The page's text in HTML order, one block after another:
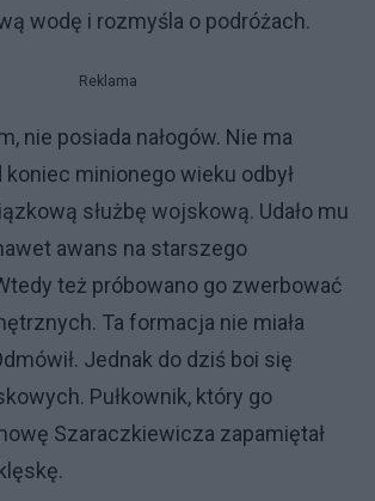
wodę i rozmyśla o podróżach.
Reklama
nie posiada nałogów. Nie ma
koniec minionego wieku odbył
służbę wojskową. Udało mu
awans na starszego
też próbowano go zwerbować
Ta formacja nie miała
Jednak do dziś boi się
Pułkownik, który go
Szaraczkiewicza zapamiętał